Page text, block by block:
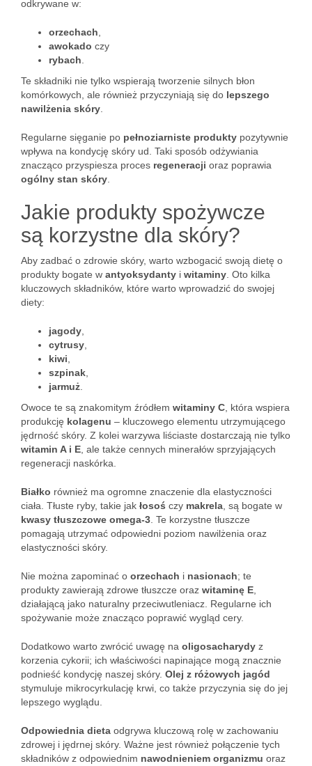
odkrywane w:
orzechach
awokado czy
rybach
Te składniki nie tylko wspierają tworzenie silnych błon
komórkowych, ale również przyczyniają się do lepszego
nawilżenia skóry
Regularne sięganie po pełnoziarniste produkty pozytywnie
wpływa na kondycję skóry ud. Taki sposób odżywiania
znacząco przyspiesza proces regeneracji oraz poprawia
ogólny stan skóry
Jakie produkty spożywcze
są korzystne dla skóry?
Aby zadbać o zdrowie skóry, warto wzbogacić swoją dietę o
produkty bogate w antyoksydanty i witaminy . Oto kilka
kluczowych składników, które warto wprowadzić do swojej
diety:
jagody
cytrusy
kiwi
szpinak
jarmuż
Owoce te są znakomitym źródłem witaminy C , która wspiera
produkcję kolagenu – kluczowego elementu utrzymującego
jędrność skóry. Z kolei warzywa liściaste dostarczają nie tylko
witamin A i E , ale także cennych minerałów sprzyjających
regeneracji naskórka.
Białko również ma ogromne znaczenie dla elastyczności
ciała. Tłuste ryby, takie jak łosoś czy makrela , są bogate w
kwasy tłuszczowe omega-3 . Te korzystne tłuszcze
pomagają utrzymać odpowiedni poziom nawilżenia oraz
elastyczności skóry.
Nie można zapominać o orzechach i nasionach; te
produkty zawierają zdrowe tłuszcze oraz witaminę E
działającą jako naturalny przeciwutleniacz. Regularne ich
spożywanie może znacząco poprawić wygląd cery.
Dodatkowo warto zwrócić uwagę na oligosacharydy z
korzenia cykorii; ich właściwości napinające mogą znacznie
podnieść kondycję naszej skóry. Olej z różowych jagód
stymuluje mikrocyrkulację krwi, co także przyczynia się do jej
lepszego wyglądu.
Odpowiednia dieta odgrywa kluczową rolę w zachowaniu
zdrowej i jędrnej skóry. Ważne jest również połączenie tych
składników z odpowiednim nawodnieniem organizmu oraz